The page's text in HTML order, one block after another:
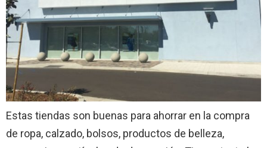
Estas tiendas son buenas para ahorrar en la compra
de ropa, calzado, bolsos, productos de belleza,